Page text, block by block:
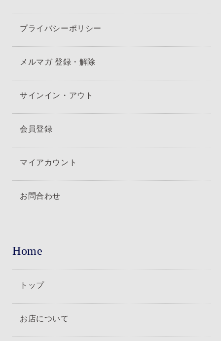
プライバシーポリシー
メルマガ 登録・解除
サインイン・アウト
会員登録
マイアカウント
お問合わせ
Home
トップ
お店について